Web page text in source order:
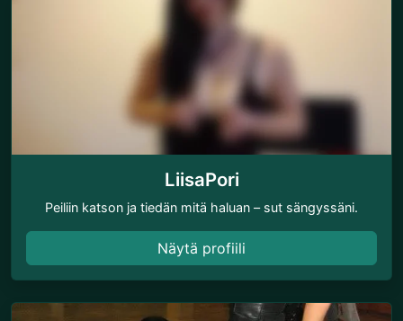
LiisaPori
Peiliin katson ja tiedän mitä haluan – sut sängyssäni.
Näytä profiili